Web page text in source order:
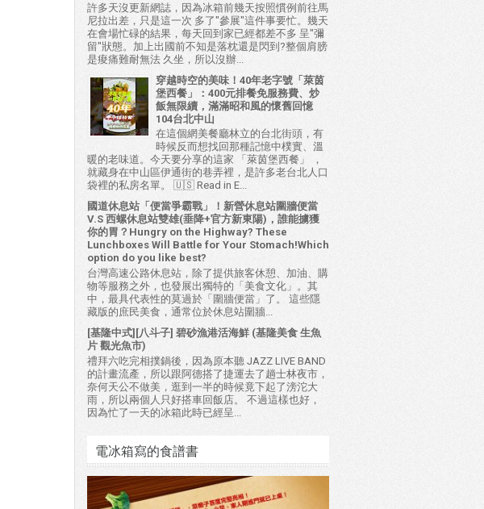
許多天沒更新網誌，因為冰箱前幾天按照慣例前往馬
尼拉出差，只是這一次 多了"參展"這件事要忙。幾天
在會場忙碌的結果，每天回到家已經都差不多 呈"彌
留"狀態。加上出國前不知是落枕還是閃到?整個肩膀
是痠痛難耐無法 久坐，所以沒辦...
穿越時空的美味！40年老字號「萊茵
堡西餐」：400元排餐免服務費、炒
飯無限續，滿滿昭和風的懷舊回憶
104台北中山
在這個網美餐廳林立的台北街頭，有
時候反而想找回那種記憶中樸實、溫
暖的老味道。今天要分享的這家 「萊茵堡西餐」 ，
就藏身在中山區伊通街的巷弄裡，是許多老台北人口
袋裡的私房名單。 🇺🇸 Read in E...
國道休息站「便當爭霸戰」！新營休息站圍牆便當
V.S 西螺休息站雙雄(垂降+官方新東陽)，誰能擄獲
你的胃？Hungry on the Highway? These
Lunchboxes Will Battle for Your Stomach!Which
option do you like best?
台灣高速公路休息站，除了提供旅客休憩、加油、購
物等服務之外，也發展出獨特的「美食文化」。其
中，最具代表性的莫過於「圍牆便當」了。 這些隱
藏版的庶民美食，通常位於休息站圍牆...
[基隆中式][八斗子] 碧砂漁港活海鮮 (基隆美食 生魚
片 觀光魚市)
禮拜六吃完相撲鍋後，因為原本聽 JAZZ LIVE BAND
的計畫流產，所以跟阿德搭了捷運去了趟士林夜市，
奈何天公不做美，逛到一半的時候竟下起了滂沱大
雨，所以兩個人只好搭車回飯店。 不過這樣也好，
因為忙了一天的冰箱此時已經呈...
電冰箱寫的食譜書